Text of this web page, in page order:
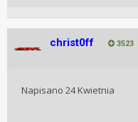
christ0ff 3523
Napisano 24 Kwietnia